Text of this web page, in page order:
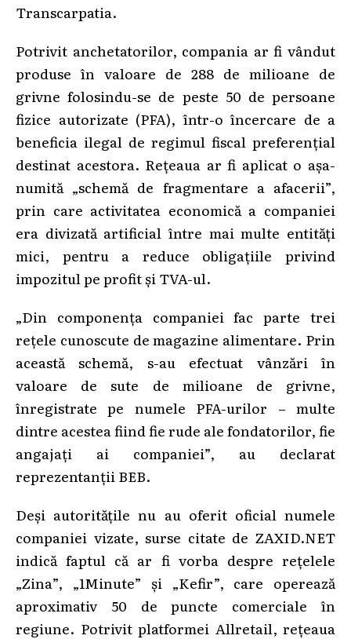
Transcarpatia.
Potrivit anchetatorilor, compania ar fi vândut
produse în valoare de 288 de milioane de
grivne folosindu-se de peste 50 de persoane
fizice autorizate (PFA), într-o încercare de a
beneficia ilegal de regimul fiscal preferențial
destinat acestora. Rețeaua ar fi aplicat o așa-
numită „schemă de fragmentare a afacerii”,
prin care activitatea economică a companiei
era divizată artificial între mai multe entități
mici, pentru a reduce obligațiile privind
impozitul pe profit și TVA-ul.
„Din componența companiei fac parte trei
rețele cunoscute de magazine alimentare. Prin
această schemă, s-au efectuat vânzări în
valoare de sute de milioane de grivne,
înregistrate pe numele PFA-urilor – multe
dintre acestea fiind fie rude ale fondatorilor, fie
angajați ai companiei”, au declarat
reprezentanții BEB.
Deși autoritățile nu au oferit oficial numele
companiei vizate, surse citate de ZAXID.NET
indică faptul că ar fi vorba despre rețelele
„Zina”, „1Minute” și „Kefir”, care operează
aproximativ 50 de puncte comerciale în
regiune. Potrivit platformei Allretail, rețeaua